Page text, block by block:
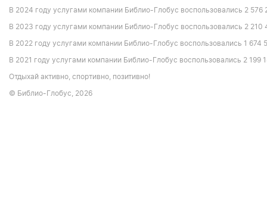
В 2024 году услугами компании Библио-Глобус воспользовались 2 576
В 2023 году услугами компании Библио-Глобус воспользовались 2 210
В 2022 году услугами компании Библио-Глобус воспользовались 1 674
В 2021 году услугами компании Библио-Глобус воспользовались 2 199
Отдыхай активно, спортивно, позитивно!
© Библио-Глобус, 2026